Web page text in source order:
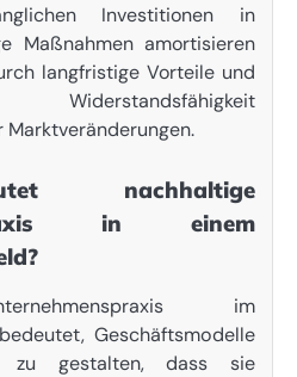
Investitionen in
Maßnahmen amortisieren
langfristige Vorteile und
Marktveränderungen.
nachhaltige
in einem
im
Geschäftsmodelle
zu gestalten, dass sie